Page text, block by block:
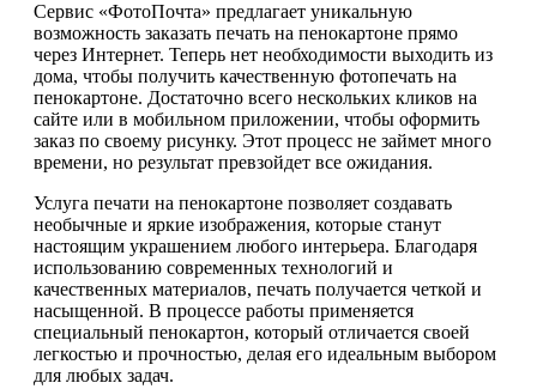
Сервис «ФотоПочта» предлагает уникальную
возможность заказать печать на пенокартоне прямо
через Интернет. Теперь нет необходимости выходить из
дома, чтобы получить качественную фотопечать на
пенокартоне. Достаточно всего нескольких кликов на
сайте или в мобильном приложении, чтобы оформить
заказ по своему рисунку. Этот процесс не займет много
времени, но результат превзойдет все ожидания.
Услуга печати на пенокартоне позволяет создавать
необычные и яркие изображения, которые станут
настоящим украшением любого интерьера. Благодаря
использованию современных технологий и
качественных материалов, печать получается четкой и
насыщенной. В процессе работы применяется
специальный пенокартон, который отличается своей
легкостью и прочностью, делая его идеальным выбором
для любых задач.